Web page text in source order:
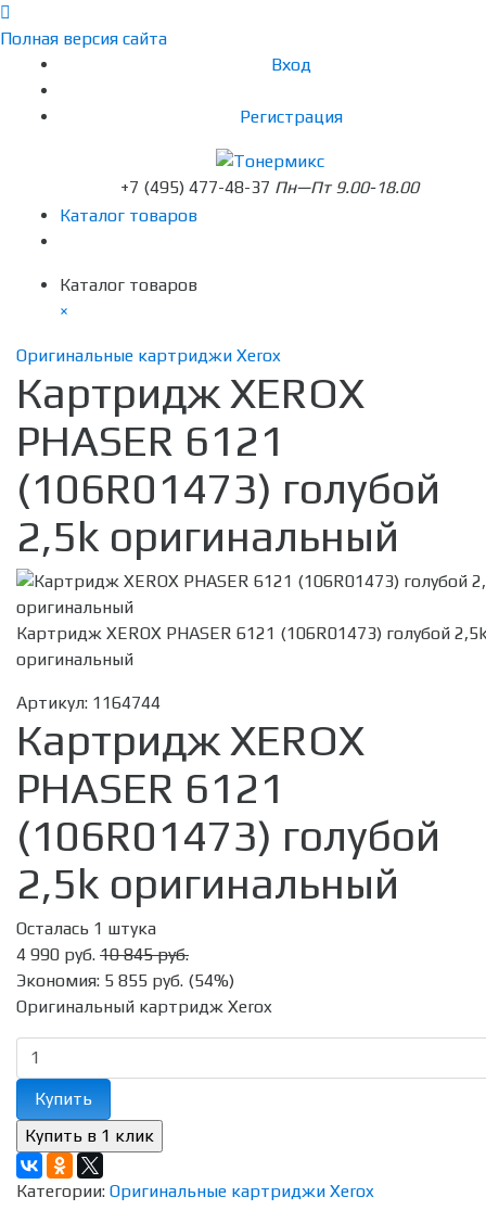
Полная версия сайта
Вход
Регистрация
+7 (495) 477-48-37 Пн—Пт 9.00-18.00
Каталог товаров
Каталог товаров
×
Оригинальные картриджи Xerox
Картридж XEROX
PHASER 6121
(106R01473) голубой
2,5k оригинальный
Картридж XEROX PHASER 6121 (106R01473) голубой
оригинальный
Артикул: 1164744
Картридж XEROX
PHASER 6121
(106R01473) голубой
2,5k оригинальный
Осталась 1 штука
4 990 руб. 10 845 руб.
Экономия: 5 855 руб. (54%)
Оригинальный картридж Xerox
Купить
Категории: Оригинальные картриджи Xerox